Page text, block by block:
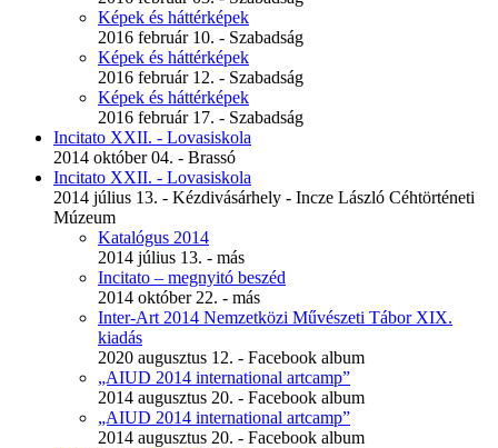
Képek és háttérképek
2016 február 10. - Szabadság
Képek és háttérképek
2016 február 12. - Szabadság
Képek és háttérképek
2016 február 17. - Szabadság
Incitato XXII. - Lovasiskola
2014 október 04. - Brassó
Incitato XXII. - Lovasiskola
2014 július 13. - Kézdivásárhely - Incze László Céhtörténeti
Múzeum
Katalógus 2014
2014 július 13. - más
Incitato – megnyitó beszéd
2014 október 22. - más
Inter-Art 2014 Nemzetközi Művészeti Tábor XIX.
kiadás
2020 augusztus 12. - Facebook album
„AIUD 2014 international artcamp”
2014 augusztus 20. - Facebook album
„AIUD 2014 international artcamp”
2014 augusztus 20. - Facebook album